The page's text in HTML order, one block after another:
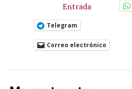
Entrada
Telegram
Correo electrónico